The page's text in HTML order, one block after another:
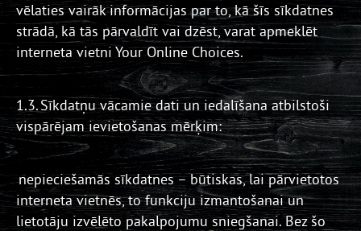
vēlaties vairāk informācijas par to, kā šīs sīkdatnes
strādā, kā tās pārvaldīt vai dzēst, varat apmeklēt
interneta vietni Your Online Choices.
1.3. Sīkdatņu vācamie dati un iedalīšana atbilstoši
vispārējam ievietošanas mērķim:
nepieciešamās sīkdatnes – būtiskas, lai pārvietotos
interneta vietnēs, to funkciju izmantošanai un
lietotāju izvēlēto pakalpojumu sniegšanai. Bez šo